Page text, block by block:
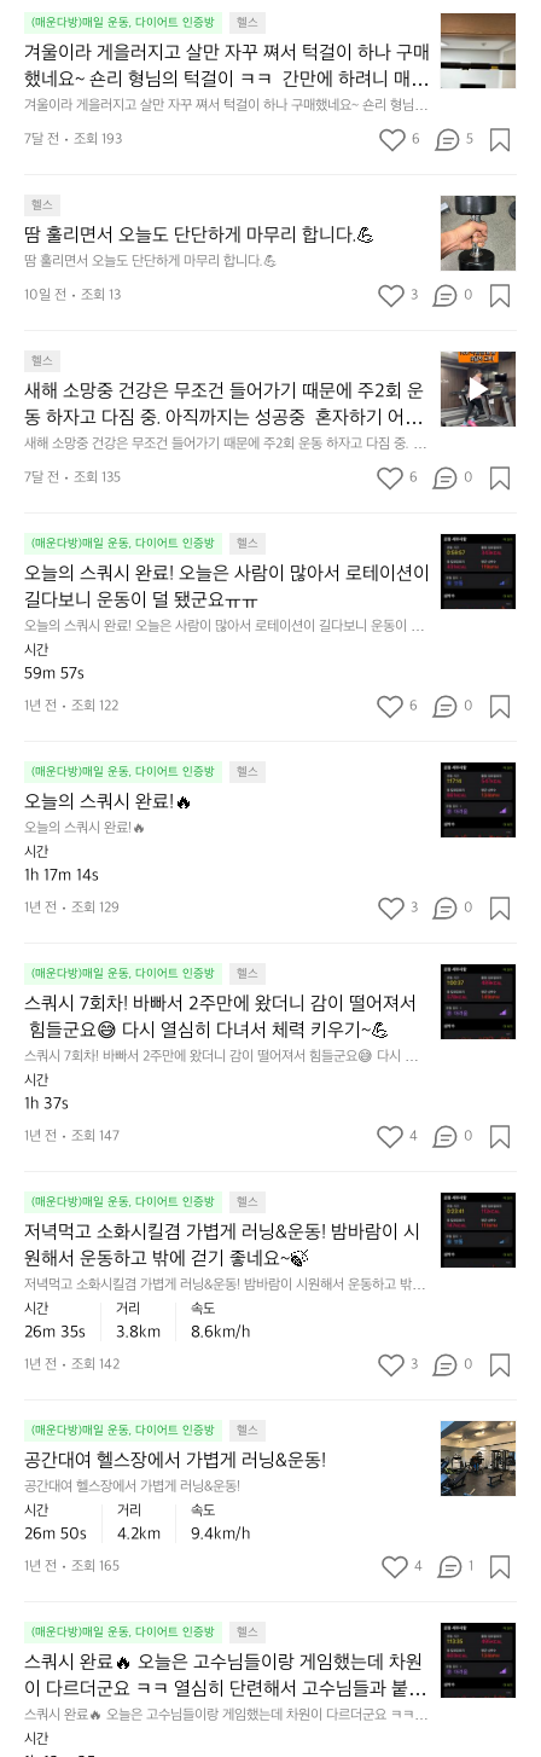
(매운다방)매일 운동, 다이어트 인증방 헬스
겨울이라 게을러지고 살만 자꾸 쪄서 턱걸이 하나 구매
했네요~ 숀리 형님의 턱걸이 ㅋㅋ  간만에 하려니 매우
힘드네요😅 열심히 해서 20개까지 해보기~! 아자아
자!💪
겨울이라 게을러지고 살만 자꾸 쪄서 턱걸이 하나 구매했네요~ 숀리 형님의
턱걸이 ㅋㅋ  간만에 하려니 매우 힘드네요😅 열심히 해서 20개까지 해보
기~! 아자아자!💪
겨
울
이
라
을
고
살
만
자
꾸
서
턱
걸
이
나
구
했
네
요
~
님
의
걸
이
ㅋ
ㅋ
에
하
니
매
우
힘
😅
열
히
해
서
2
지
해
기
~!
아
자
💪
7달 전 조회 193 6 5
헬스
땀 훌리면서 오늘도 단단하게 마무리 합니다.💪
땀 훌리면서 오늘도 단단하게 마무리 합니다.💪
땀
훌
리
면
서
도
단
단
마
리
합
니
다.
10일 전 조회 13 3 0
헬스
새해 소망중 건강은 무조건 들어가기 때문에 주2회 운
동 하자고 다짐 중. 아직까지는 성공중  혼자하기 어려
운 친구들 같이 해보자🏃😆
새해 소망중 건강은 무조건 들어가기 때문에 주2회 운동 하자고 다짐 중. 아
새
해
소
망
건
무
조
건
들
때
주
2
회
운
하
자
다
짐
중.
아
는
성
중
혼
자
하
운
친
들
같
이
해
🏃
😆
7달 전 조회 135 6 0
(매운다방)매일 운동, 다이어트 인증방 헬스
오늘의 스쿼시 완료! 오늘은 사람이 많아서 로테이션이
길다보니 운동이 덜 됐군요ㅠㅠ
오늘의 스쿼시 완료! 오늘은 사람이 많아서 로테이션이 길다보니 운동이 덜
됐군요ㅠㅠ
오
늘
의
스
료!
은
사
람
이
서
테
이
션
이
니
운
이
덜
됐
군
시간
59m 57s
1년 전 조회 122 6 0
(매운다방)매일 운동, 다이어트 인증방 헬스
오늘의 스쿼시 완료!🔥
오늘의 스쿼시 완료!🔥
오
늘
의
스
완
시간
1h 17m 14s
1년 전 조회 129 3 0
(매운다방)매일 운동, 다이어트 인증방 헬스
스쿼시 7회차! 바빠서 2주만에 왔더니 감이 떨어져서
힘들군요😅 다시 열심히 다녀서 체력 키우기~💪
스쿼시 7회차! 바빠서 2주만에 왔더니 감이 떨어져서 힘들군요😅 다시 열심
히 다녀서 체력 키우기~💪
스
쿼
시
7
빠
주
만
에
왔
이
져
서
힘
들
요
😅
시
열
심
히
시간
1h 37s
1년 전 조회 147 4 0
(매운다방)매일 운동, 다이어트 인증방 헬스
저녁먹고 소화시킬겸 가볍게 러닝&운동! 밤바람이 시
원해서 운동하고 밖에 걷기 좋네요~🍃
저녁먹고 소화시킬겸 가볍게 러닝&운동! 밤바람이 시원해서 운동하고 밖에
걷기 좋네요~🍃
저
녁
먹
고
킬
볍
게
러
닝
동!
바
람
이
시
시간
26m 35s
거리
3.8km
속도
8.6km/h
1년 전 조회 142 3 0
(매운다방)매일 운동, 다이어트 인증방 헬스
공간대여 헬스장에서 가볍게 러닝&운동!
공간대여 헬스장에서 가볍게 러닝&운동!
공
간
대
여
장
가
볍
게
시간
26m 50s
거리
4.2km
속도
9.4km/h
1년 전 조회 165 4 1
(매운다방)매일 운동, 다이어트 인증방 헬스
스쿼시 완료🔥 오늘은 고수님들이랑 게임했는데 차원
이 다르더군요 ㅋㅋ 열심히 단련해서 고수님들과 붙을
그날까지~!🎾
스쿼시 완료🔥 오늘은 고수님들이랑 게임했는데 차원이 다르더군요 ㅋㅋ 열
심히 단련해서 고수님들과 붙을 그날까지~!🎾
스
쿼
시
완
시간